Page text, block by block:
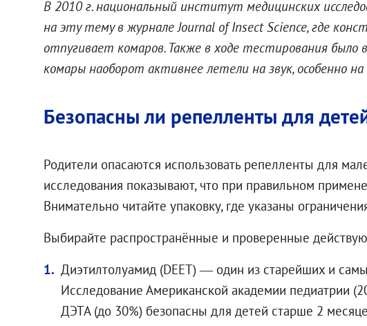
В 2010 г. национальный институт медицинских
на эту тему в журнале Journal of Insect Science, где
отпугивает комаров. Также в ходе тестирования было
комары наоборот активнее летели на звук, особенно
Безопасны ли репелленты для
Родители опасаются использовать репелленты для
исследования показывают, что при правильном
Внимательно читайте упаковку, где указаны
Выбирайте распространённые и проверенные
Диэтилтолуамид (DEET) — один из старейших и
Исследование Американской академии педиатрии
ДЭТА (до 30%) безопасны для детей старше 2